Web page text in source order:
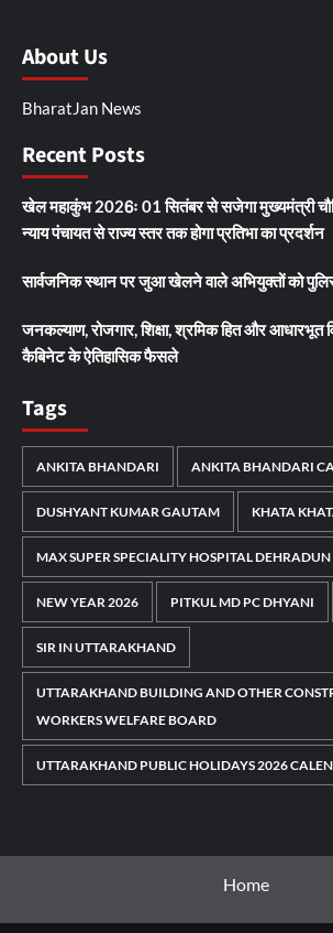
About Us
BharatJan News
Recent Posts
खेल महाकुंभ 2026ः 01 सितंबर से सजेगा मुख्यमंत्री
न्याय पंचायत से राज्य स्तर तक होगा प्रतिभा का प्रदर्शन
सार्वजनिक स्थान पर जुआ खेलने वाले अभियुक्तों को
जनकल्याण, रोजगार, शिक्षा, श्रमिक हित और आधारभूत
कैबिनेट के ऐतिहासिक फैसले
Tags
ANKITA BHANDARI ANKITA BHANDARI
DUSHYANT KUMAR GAUTAM KHATA
MAX SUPER SPECIALITY HOSPITAL DEHRADUN
NEW YEAR 2026 PITKUL MD PC DHYANI
SIR IN UTTARAKHAND
UTTARAKHAND BUILDING AND OTHER
WORKERS WELFARE BOARD
UTTARAKHAND PUBLIC HOLIDAYS 2026
Home